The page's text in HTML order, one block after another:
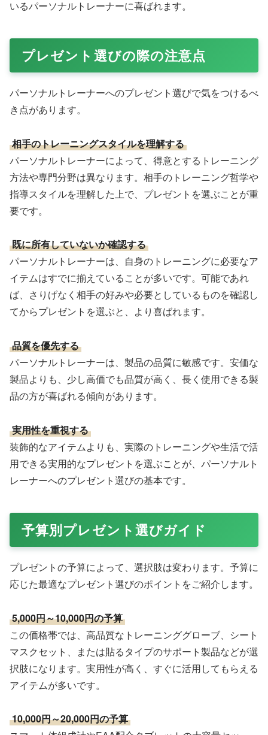
イメント性を兼ねたトレーニング製品は、トレーニングを
より楽しく、継続しやすくするプレゼントになります。
フィットネスゲーム
Amazonで購入する
ゲーム感覚でエクササイズができるフィットネスゲーム
は、トレーニングの単調さを軽減し、楽しみながら身体を
いる製品なら、パーソナルトレーナーがクライアントと一
緒に楽しむこともでき、指導の幅を広げるツールにもなり
このような製品は、特に新しいトレーニング方法を試した
いるパーソナルトレーナーに喜ばれます。
プレゼント選びの際の注意点
き点があります。